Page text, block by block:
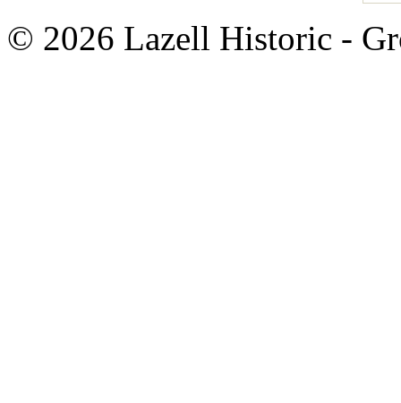
© 2026 Lazell Historic -